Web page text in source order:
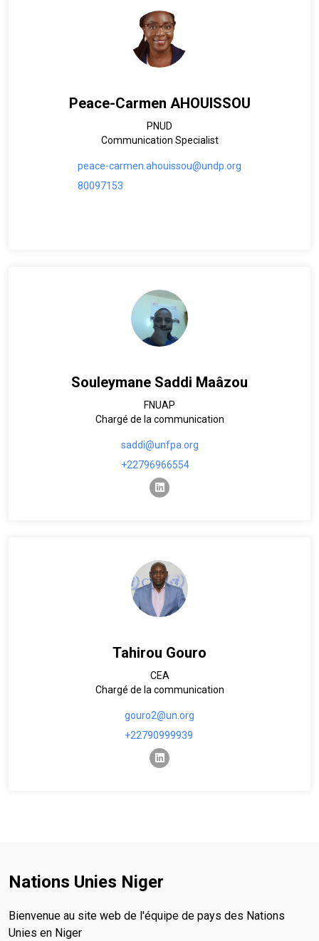
Peace-Carmen AHOUISSOU
PNUD
Communication Specialist
peace-carmen.ahouissou@undp.org
80097153
Souleymane Saddi Maâzou
FNUAP
Chargé de la communication
saddi@unfpa.org
+22796966554
linkedin
Tahirou Gouro
CEA
Chargé de la communication
gouro2@un.org
+22790999939
linkedin
Nations Unies Niger
Bienvenue au site web de l'équipe de pays des Nations
Unies en Niger